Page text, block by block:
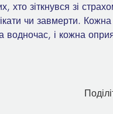
хто зіткнувся зі
чи завмерти. Кожна
водночас, і кожна